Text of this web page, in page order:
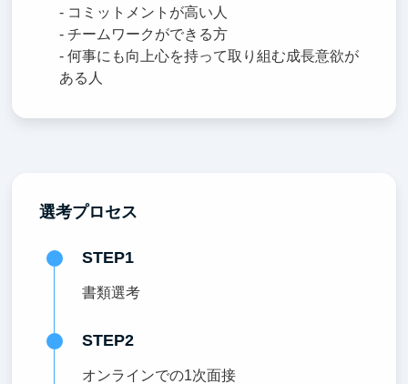
- コミットメントが高い人
- チームワークができる方
- 何事にも向上心を持って取り組む成長意欲が
ある人
選考プロセス
STEP1
書類選考
STEP2
オンラインでの1次面接